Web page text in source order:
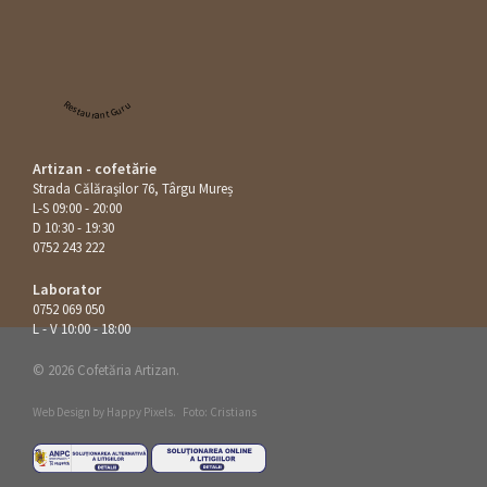
Restaurant Guru
Artizan - cofetărie
Strada Călăraşilor 76, Târgu Mureș
L-S 09:00 - 20:00
D 10:30 - 19:30
0752 243 222
Laborator
0752 069 050
L - V 10:00 - 18:00
© 2026 Cofetăria Artizan.
Web Design by Happy Pixels. Foto: Cristians